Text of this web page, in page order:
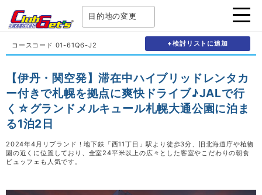
目的地の変更
コースコード 01-61Q6-J2 +検討リストに追加
【伊丹・関空発】滞在中ハイブリッドレンタカ
ー付きで札幌を拠点に爽快ドライブ♪JALで行
く☆グランドメルキュール札幌大通公園に泊ま
る1泊2日
2024年4月リブランド！地下鉄「西11丁目」駅より徒歩3分、旧北海道庁や植物
園の近くに位置しており、全室24平米以上の広々とした客室やこだわりの朝食
ビュッフェも人気です。